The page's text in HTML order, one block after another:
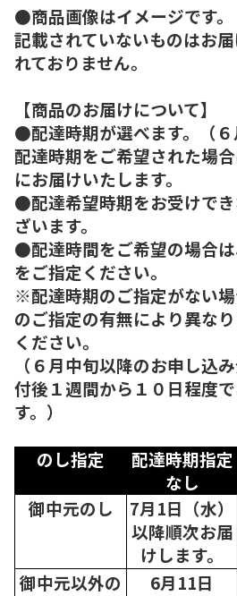
●商品画像はイメージです
記載されていないものはお
れておりません。
【商品のお届けについて】
●配達時期が選べます。（６
配達時期をご希望された場
にお届けいたします。
●配達希望時期をお受けで
ざいます。
●配達時間をご希望の場合
をご指定ください。
※配達時期のご指定がない
のご指定の有無により異な
ください。
（６月中旬以降のお申し込
付後１週間から１０日程度
す。）
のし指定
配達時期指定
なし
御中元のし
7月1日（水）
以降順次お届
けします。
御中元以外の
6月11日